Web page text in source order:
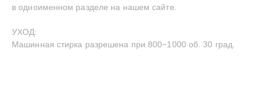
в одноименном разделе на нашем сайте.
УХОД:
Машинная стирка разрешена при 800−1000 об. 30 град.